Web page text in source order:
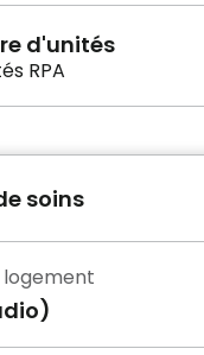
d'unités
RPA
soins
logement